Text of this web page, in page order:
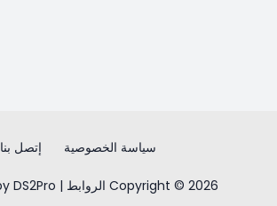
سياسة الخصوصية إتصل بنا
Copyright © 2026 الروابط | Powered by DS2Pro